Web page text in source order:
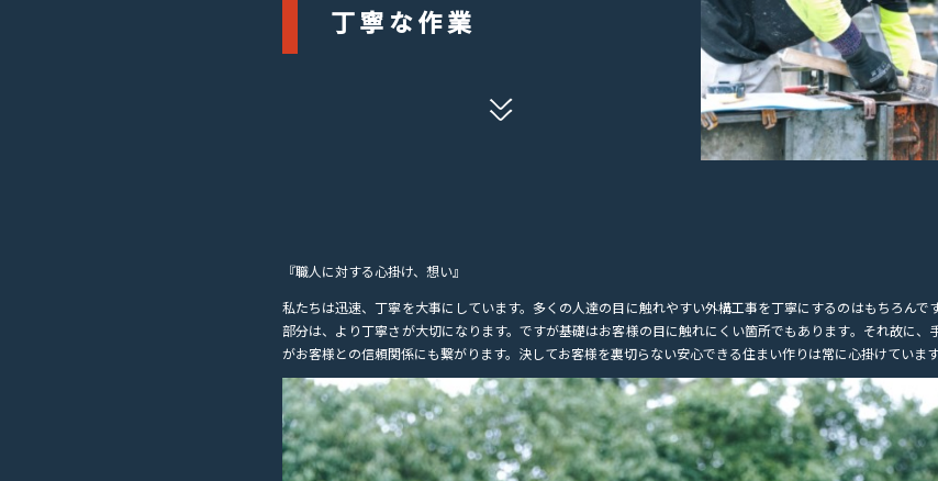
丁寧な作業
くく
『職人に対する心掛け、想い』
私たちは迅速、丁寧を大事にしています。多くの人達の目に触れやすい外構工事を丁寧にするのはもちろん
部分は、より丁寧さが大切になります。ですが基礎はお客様の目に触れにくい箇所でもあります。それ故に
がお客様との信頼関係にも繋がります。決してお客様を裏切らない安心できる住まい作りは常に心掛けています